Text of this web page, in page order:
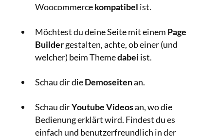
Woocommercekompatibel ist.
Möchtest du deine Seite mit einem Page
Buildergestalten, achte, ob einer (und
welcher) beim Themedabei ist.
Schau dir dieDemoseitenan.
Schau dirYoutube Videosan, wo die
Bedienung erklärt wird. Findest du es
einfach und benutzerfreundlich in der